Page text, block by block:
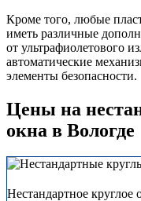
Кроме того, любые
иметь различные
от ультрафиолетового
автоматические
элементы безопасности.
Цены на
окна в Вологде
Нестандартное